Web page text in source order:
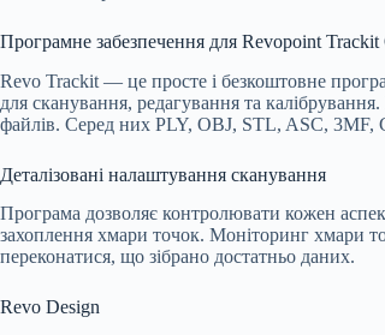
Програмне забезпечення для Revopoint
Revo Trackit — це просте і безкоштовне
для сканування, редагування та
файлів. Серед них PLY, OBJ, STL, ASC, 3MF,
Деталізовані налаштування сканування
Програма дозволяє контролювати кожен
захоплення хмари точок. Моніторинг хмари
переконатися, що зібрано достатньо даних.
Revo Design